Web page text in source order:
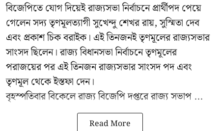
বিজেপিতে যোগ দিয়েই রাজ্যসভা নির্বাচনে প্রার্থীপদ পেয়ে
গেলেন সদ্য তৃণমূলত্যাগী সুখেন্দু শেখর রায়, সুস্মিতা দেব
এবং প্রকাশ চিক বরাইক। এই তিনজনই তৃণমূলের রাজ্যসভার
সাংসদ ছিলেন। রাজ্য বিধানসভা নির্বাচনে তৃণমূলের
পরাজয়ের পর এই তিনজন রাজ্যসভার সাংসদ পদ এবং
তৃণমূল থেকে ইস্তফা দেন।
বৃহস্পতিবার বিকেলে রাজ্য বিজেপি দপ্তরেরাজ্য সভাপ ...
Read More